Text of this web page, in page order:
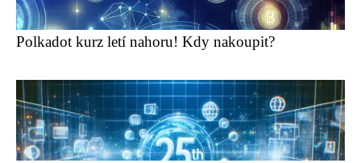
Polkadot kurz letí nahoru! Kdy nakoupit?